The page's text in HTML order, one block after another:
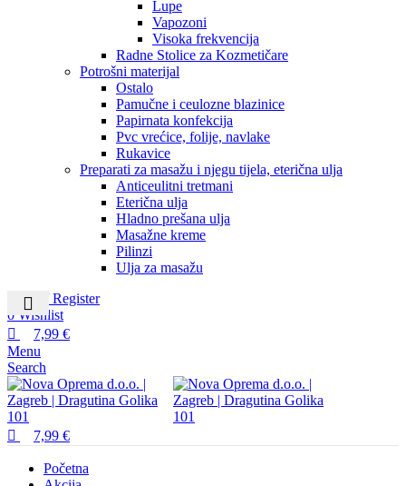
Lupe
Vapozoni
Visoka frekvencija
Radne Stolice za Kozmetičare
Potrošni materijal
Ostalo
Pamučne i ceulozne blazinice
Papirnata konfekcija
Pvc vrećice, folije, navlake
Rukavice
Preparati za masažu i njegu tijela, eterična ulja
Anticeulitni tretmani
Eterična ulja
Hladno prešana ulja
Masažne kreme
Pilinzi
Ulja za masažu
Login / Register
0 Wishlist
7,99 €
Menu
Search
7,99 €
Početna